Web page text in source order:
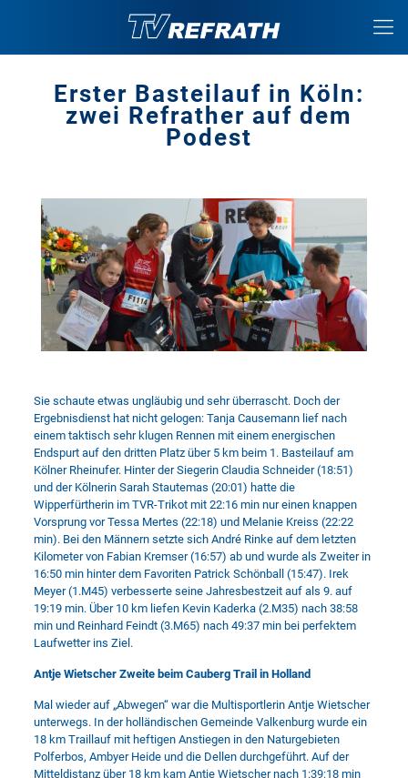
Erster Basteilauf in Köln:
zwei Refrather auf dem
Podest
Sie schaute etwas ungläubig und sehr überrascht. Doch der
Ergebnisdienst hat nicht gelogen: Tanja Causemann lief nach
einem taktisch sehr klugen Rennen mit einem energischen
Endspurt auf den dritten Platz über 5 km beim 1. Basteilauf am
Kölner Rheinufer. Hinter der Siegerin Claudia Schneider (18:51)
und der Kölnerin Sarah Stautemas (20:01) hatte die
Wipperfürtherin im TVR-Trikot mit 22:16 min nur einen knappen
Vorsprung vor Tessa Mertes (22:18) und Melanie Kreiss (22:22
min). Bei den Männern setzte sich André Rinke auf dem letzten
Kilometer von Fabian Kremser (16:57) ab und wurde als Zweiter in
16:50 min hinter dem Favoriten Patrick Schönball (15:47). Irek
Meyer (1.M45) verbesserte seine Jahresbestzeit auf als 9. auf
19:19 min. Über 10 km liefen Kevin Kaderka (2.M35) nach 38:58
min und Reinhard Feindt (3.M65) nach 49:37 min bei perfektem
Laufwetter ins Ziel.
Antje Wietscher Zweite beim Cauberg Trail in Holland
Mal wieder auf „Abwegen“ war die Multisportlerin Antje Wietscher
unterwegs. In der holländischen Gemeinde Valkenburg wurde ein
18 km Traillauf mit heftigen Anstiegen in den Naturgebieten
Polferbos, Ambyer Heide und die Dellen durchgeführt. Auf der
Mitteldistanz über 18 km kam Antje Wietscher nach 1:39:18 min